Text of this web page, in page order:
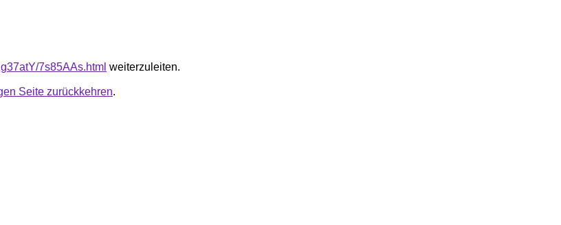
7s85AAs.html weiterzuleiten.
Seite zurückkehren.